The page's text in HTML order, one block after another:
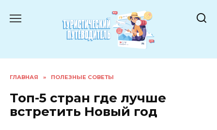
ГЛАВНАЯ » ПОЛЕЗНЫЕ СОВЕТЫ
Топ-5 стран где лучше
встретить Новый год